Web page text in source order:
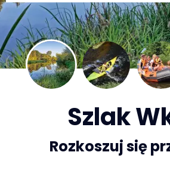
Szlak
Rozkoszuj się